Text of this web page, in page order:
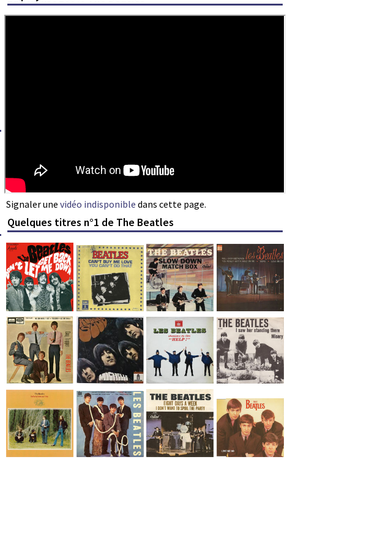
Signaler une vidéo indisponible dans cette page.
Quelques titres n°1 de The Beatles